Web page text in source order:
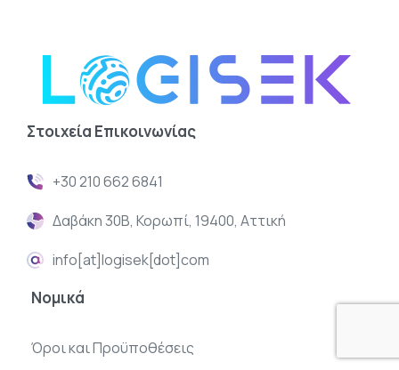
Στοιχεία Επικοινωνίας
+30 210 662 6841
Δαβάκη 30Β, Κορωπί, 19400, Αττική
info[at]logisek[dot]com
Νομικά
Όροι και Προϋποθέσεις